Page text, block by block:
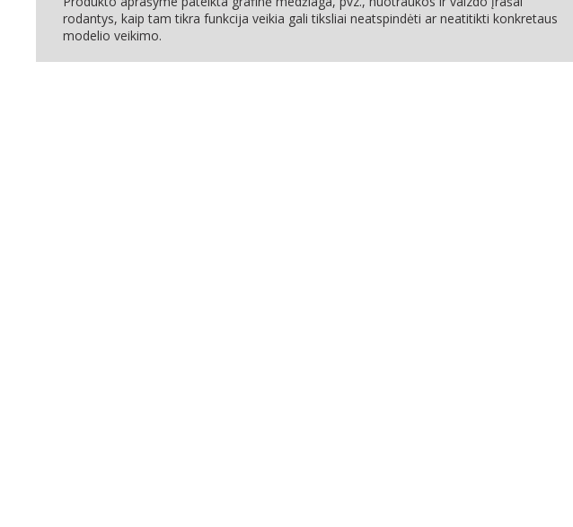
rodantys, kaip tam tikra funkcija veikia gali tiksliai neatspindėti ar neatitikti konkretaus
modelio veikimo.